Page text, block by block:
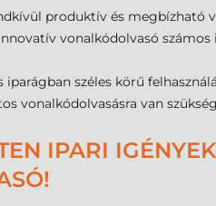
produktív és
vonalkódolvasó
széles körű
vonalkódolvasásra van
IPARI